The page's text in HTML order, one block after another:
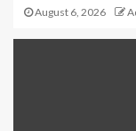
August 6, 2026